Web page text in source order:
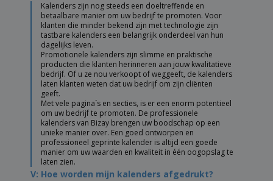
Kalenders zijn nog steeds een doeltreffende en
betaalbare manier om uw bedrijf te promoten. Voor
klanten die minder bekend zijn met technologie zijn
tastbare kalenders een belangrijk onderdeel van hun
dagelijks leven.
Promotionele kalenders zijn slimme en praktische
producten die klanten herinneren aan jouw kwalitatieve
bedrijf. Of u ze nou verkoopt of weggeeft, de kalenders
laten klanten weten dat uw bedrijf om zijn cliënten
geeft.
Met vele pagina´s en secties, is er een enorm potentieel
om uw bedrijf te promoten. De professionele
kalenders van Bizay brengen uw boodschap op een
unieke manier over. Een goed ontworpen en
professioneel geprinte kalender is altijd een goede
manier om uw waarden en kwaliteit in één oogopslag te
laten zien.
V: Hoe worden mijn kalenders afgedrukt?